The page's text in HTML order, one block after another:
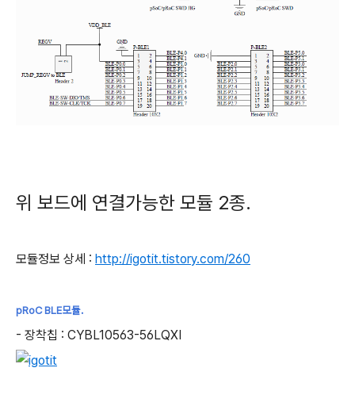
위 보드에 연결가능한 모듈 2종.
모듈정보 상세 : http://igotit.tistory.com/260
pRoC BLE모듈.
- 장착칩 : CYBL10563-56LQXI